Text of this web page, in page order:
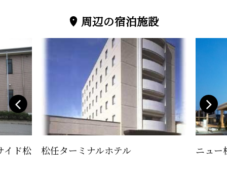
周辺の宿泊施設
ド松 松任ターミナルホテル ニュー